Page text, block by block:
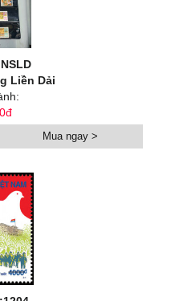
Liền Dải
Mua ngay >